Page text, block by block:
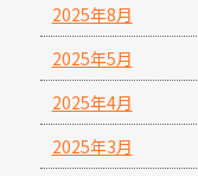
2025年8月
2025年5月
2025年4月
2025年3月